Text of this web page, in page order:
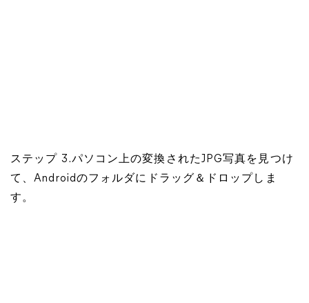
ステップ 3.パソコン上の変換されたJPG写真を見つけ
て、Androidのフォルダにドラッグ＆ドロップしま
す。